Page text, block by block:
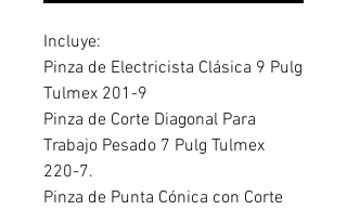
Incluye:
Pinza de Electricista Clásica 9 Pulg
Tulmex 201-9
Pinza de Corte Diagonal Para
Trabajo Pesado 7 Pulg Tulmex
220-7.
Pinza de Punta Cónica con Corte